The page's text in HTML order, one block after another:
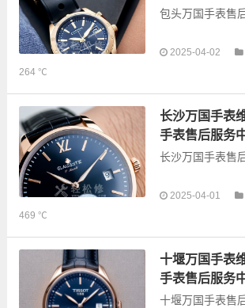
包头万国手表售
以下是古锋网为
的故障检测维修
务，为了享受优
2025-04-02
264 ℃
长沙万国手表
手表售后服务
长沙万国手表售
息，可以为您提
的故障检测维修
务，为了享受优
2025-04-01
469 ℃
十堰万国手表
手表售后服务
十堰万国手表售